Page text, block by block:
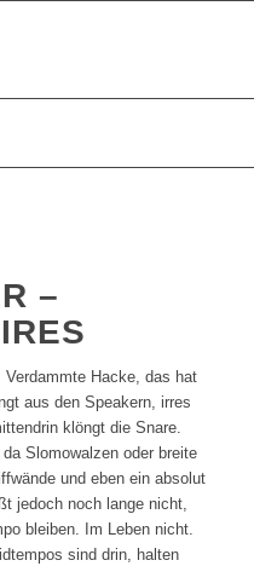
–
Hacke, das hat
aus den Speakern, irres
klöngt die Snare.
Slomowalzen oder breite
und eben ein absolut
jedoch noch lange nicht,
bleiben. Im Leben nicht.
sind drin, halten